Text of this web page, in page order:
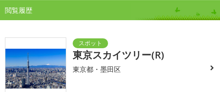
閲覧履歴
東京スカイツリー(R)
東京都・墨田区